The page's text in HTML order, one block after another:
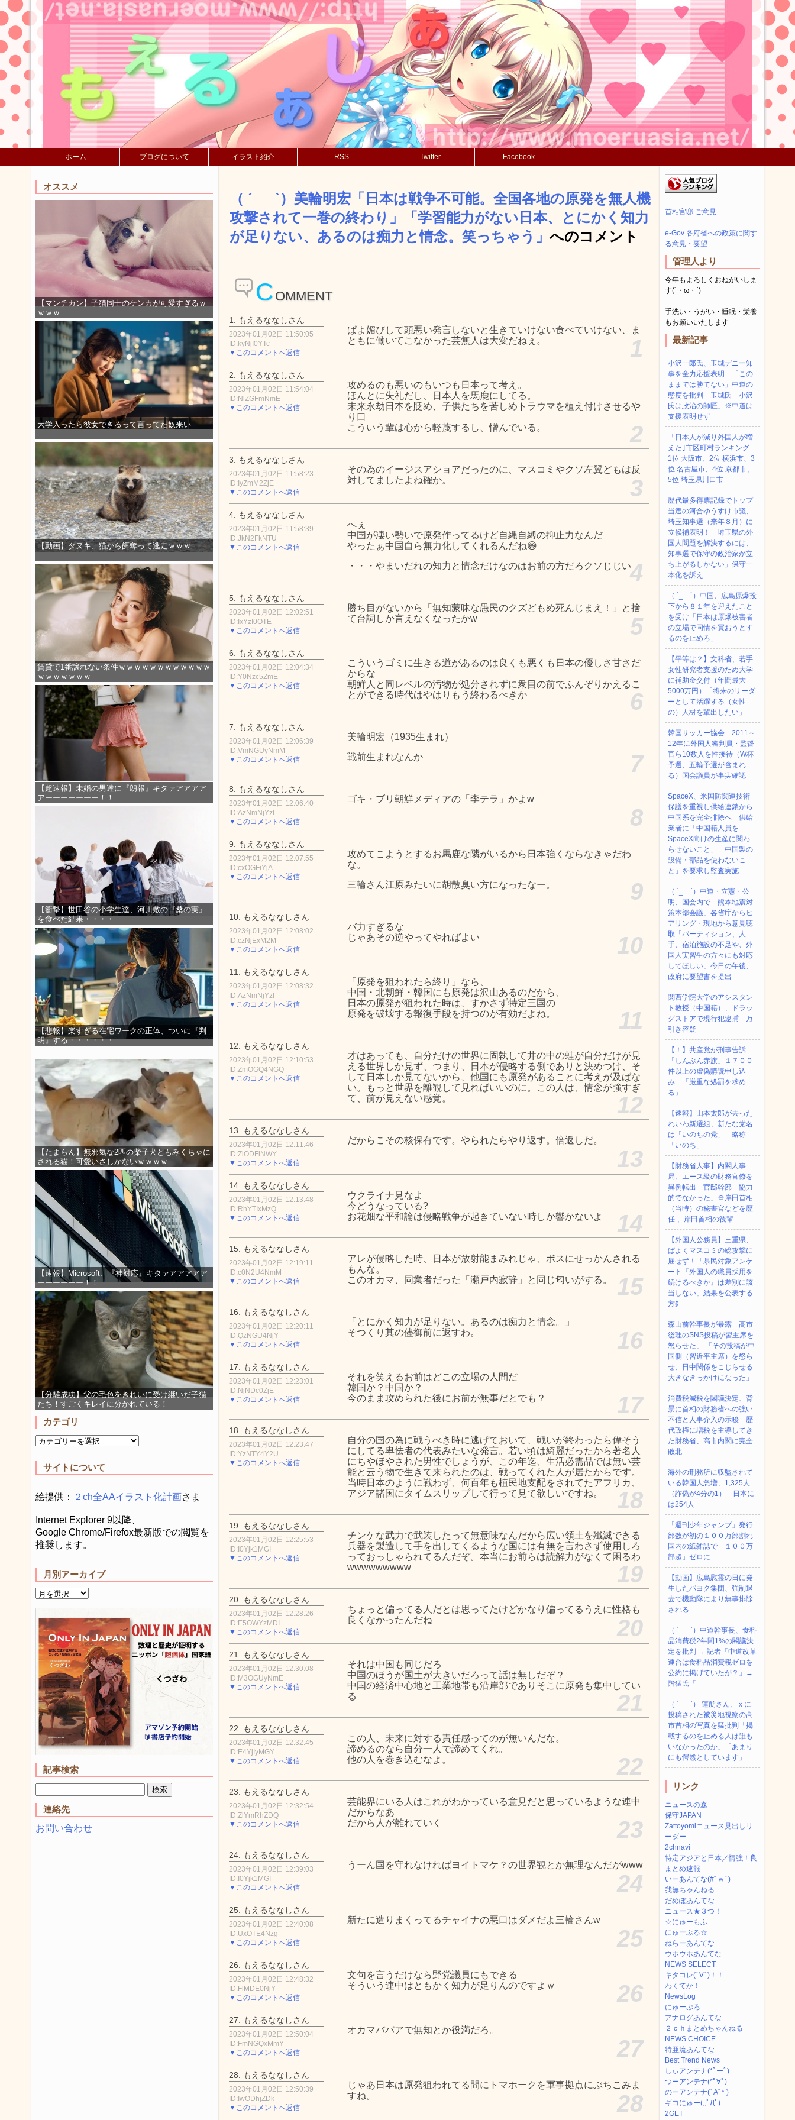
ホーム ブログについて イラスト紹介 RSS Twitter Facebook
オススメ
【マンチカン】子猫同士のケンカが可愛すぎるｗ
ｗｗｗ
大学入ったら彼女できるって言ってた奴来い
【動画】タヌキ、猫から餌奪って逃走ｗｗｗ
賃貸で1番譲れない条件ｗｗｗｗｗｗｗｗｗｗｗｗ
ｗｗｗｗｗｗｗ
【超速報】未婚の男達に『朗報』キタァアアアア
アーーーーーーー！！
【衝撃】世田谷の小学生達、河川敷の『桑の実』
を食べた結果・・・・
【悲報】楽すぎる在宅ワークの正体、ついに『判
明』する・・・・・・
【たまらん】無邪気な2匹の柴子犬ともみくちゃに
される猫！可愛いさしかないｗｗｗｗ
【速報】Microsoft、『神対応』キタァアアアアア
ーーーーーー！！
【分離成功】父の毛色をきれいに受け継いだ子猫
たち！すごくキレイに分かれている！
カテゴリ
サイトについて
絵提供： ２ch全AAイラスト化計画さま
Internet Explorer 9以降、
Google Chrome/Firefox最新版での閲覧を
推奨します。
月別アーカイブ
記事検索
連絡先
お問い合わせ
（ ´_ゝ`）美輪明宏「日本は戦争不可能。全国各地の原発を無人機
攻撃されて一巻の終わり」「学習能力がない日本、とにかく知力
が足りない、あるのは痴力と情念。笑っちゃう」 へのコメント
C OMMENT
1. もえるななしさん
2023年01月02日 11:50:05
ID:kyNjI0YTc
▼このコメントへ返信
ぱよ媚びして頭悪い発言しないと生きていけない食べていけない、ま
ともに働いてこなかった芸無人は大変だねぇ。
1
2. もえるななしさん
2023年01月02日 11:54:04
ID:NlZGFmNmE
▼このコメントへ返信
攻めるのも悪いのもいつも日本って考え。
ほんとに失礼だし、日本人を馬鹿にしてる。
未来永劫日本を貶め、子供たちを苦しめトラウマを植え付けさせるや
り口
こういう輩は心から軽蔑するし、憎んでいる。
2
3. もえるななしさん
2023年01月02日 11:58:23
ID:IyZmM2ZjE
▼このコメントへ返信
その為のイージスアショアだったのに、マスコミやクソ左翼どもは反
対してましたよね確か。
3
4. もえるななしさん
2023年01月02日 11:58:39
ID:JkN2FkNTU
▼このコメントへ返信
へぇ
中国が凄い勢いで原発作ってるけど自縄自縛の抑止力なんだ
やったぁ中国自ら無力化してくれるんだね😄
・・・やまいだれの知力と情念だけなのはお前の方だろクソじじい4
5. もえるななしさん
2023年01月02日 12:02:51
ID:IxYzI0OTE
▼このコメントへ返信
勝ち目がないから「無知蒙昧な愚民のクズどもめ死んじまえ！」と捨
て台詞しか言えなくなったかw
5
6. もえるななしさん
2023年01月02日 12:04:34
ID:Y0Nzc5ZmE
▼このコメントへ返信
こういうゴミに生きる道があるのは良くも悪くも日本の優しさ甘さだ
からな
朝鮮人と同レベルの汚物が処分されずに衆目の前でふんぞりかえるこ
とができる時代はやはりもう終わるべきか
6
7. もえるななしさん
2023年01月02日 12:06:39
ID:VmNGUyNmM
▼このコメントへ返信
美輪明宏（1935生まれ）
戦前生まれなんか
7
8. もえるななしさん
2023年01月02日 12:06:40
ID:AzNmNjYzI
▼このコメントへ返信
ゴキ・ブリ朝鮮メディアの「李テラ」かよw
8
9. もえるななしさん
2023年01月02日 12:07:55
ID:cxOGFiYjA
▼このコメントへ返信
攻めてこようとするお馬鹿な隣がいるから日本強くならなきゃだわ
な。
三輪さん江原みたいに胡散臭い方になったなー。
9
10. もえるななしさん
2023年01月02日 12:08:02
ID:czNjExM2M
▼このコメントへ返信
バ力すぎるな
じゃあその逆やってやればよい
10
11. もえるななしさん
2023年01月02日 12:08:32
ID:AzNmNjYzI
▼このコメントへ返信
「原発を狙われたら終り」なら、
中国・北朝鮮・韓国にも原発は沢山あるのだから、
日本の原発が狙われた時は、すかさず特定三国の
原発を破壊する報復手段を持つのが有効だよね。
11
12. もえるななしさん
2023年01月02日 12:10:53
ID:ZmOGQ4NGQ
▼このコメントへ返信
才はあっても、自分だけの世界に固執して井の中の蛙が自分だけが見
える世界しか見ず、つまり、日本が侵略する側でありと決めつけ、そ
して日本しか見てないから、他国にも原発があることに考えが及ばな
い。もっと世界を離観して見ればいいのに。この人は、情念が強すぎ
て、前が見えない感覚。
12
13. もえるななしさん
2023年01月02日 12:11:46
ID:ZiODFlNWY
▼このコメントへ返信
だからこその核保有です。やられたらやり返す。倍返しだ。
13
14. もえるななしさん
2023年01月02日 12:13:48
ID:RhYTIxMzQ
▼このコメントへ返信
ウクライナ見なよ
今どうなっている?
お花畑な平和論は侵略戦争が起きていない時しか響かないよ
14
15. もえるななしさん
2023年01月02日 12:19:11
ID:c0N2U4NmM
▼このコメントへ返信
アレが侵略した時、日本が放射能まみれじゃ、ボスにせっかんされる
もんな。
このオカマ、同業者だった「瀬戸内寂静」と同じ匂いがする。
15
16. もえるななしさん
2023年01月02日 12:20:11
ID:QzNGU4NjY
▼このコメントへ返信
「とにかく知力が足りない。あるのは痴力と情念。」
そつくり其の儘御前に返すわ。
16
17. もえるななしさん
2023年01月02日 12:23:01
ID:NjNDc0ZjE
▼このコメントへ返信
それを笑えるお前はどこの立場の人間だ
韓国か？中国か？
今のまま攻められた後にお前が無事だとでも？
17
18. もえるななしさん
2023年01月02日 12:23:47
ID:YzNTY4Y2U
▼このコメントへ返信
自分の国の為に戦うべき時に逃げておいて、戦いが終わったら偉そう
にしてる卑怯者の代表みたいな発言。若い頃は綺麗だったから著名人
にちやほやされた男性でしょうが、この年迄、生活必需品では無い芸
能と云う物で生きて来られたのは、戦ってくれた人が居たからです。
当時日本のように戦わず、何百年も植民地支配をされてたアフリカ、
アジア諸国にタイムスリップして行って見て欲しいですね。
18
19. もえるななしさん
2023年01月02日 12:25:53
ID:I0Yjk1MGI
▼このコメントへ返信
チンケな武力で武装したって無意味なんだから広い領土を殲滅できる
兵器を製造して手を出してくるような国には有無を言わさず使用しろ
っておっしゃられてるんだぞ。本当にお前らは読解力がなくて困るわ
wwwwwwwww
19
20. もえるななしさん
2023年01月02日 12:28:26
ID:E5OWYzMDI
▼このコメントへ返信
ちょっと偏ってる人だとは思ってたけどかなり偏ってるうえに性格も
良くなかったんだね
20
21. もえるななしさん
2023年01月02日 12:30:08
ID:M3OGUyNmE
▼このコメントへ返信
それは中国も同じだろ
中国のほうが国土が大きいだろって話は無しだぞ？
中国の経済中心地と工業地帯も沿岸部でありそこに原発も集中してい
る
21
22. もえるななしさん
2023年01月02日 12:32:45
ID:E4YjIyMGY
▼このコメントへ返信
この人、未来に対する責任感ってのが無いんだな。
諦めるのなら自分一人で諦めてくれ。
他の人を巻き込むなよ。
22
23. もえるななしさん
2023年01月02日 12:32:54
ID:ZlYmRhZDQ
▼このコメントへ返信
芸能界にいる人はこれがわかっている意見だと思っているような連中
だからなあ
だから人が離れていく
23
24. もえるななしさん
2023年01月02日 12:39:03
ID:I0Yjk1MGI
▼このコメントへ返信
うーん国を守れなければヨイトマケ？の世界観とか無理なんだがwww
24
25. もえるななしさん
2023年01月02日 12:40:08
ID:UxOTE4Nzg
▼このコメントへ返信
新たに造りまくってるチャイナの悪口はダメだよ三輪さんw
25
26. もえるななしさん
2023年01月02日 12:48:32
ID:FlMDE0NjY
▼このコメントへ返信
文句を言うだけなら野党議員にもできる
そういう連中はともかく知力が足りんのですよｗ
26
27. もえるななしさん
2023年01月02日 12:50:04
ID:FmNGQxMmY
▼このコメントへ返信
オカマババアで無知とか役満だろ。
27
28. もえるななしさん
2023年01月02日 12:50:39
ID:IwODhjZDk
▼このコメントへ返信
じゃあ日本は原発狙われてる間にトマホークを軍事拠点にぶちこみま
すね。
28
首相官邸 ご意見
e-Gov 各府省への政策に関す
る意見・要望
管理人より
今年もよろしくおねがいしま
す(´・ω・`)
手洗い・うがい・睡眠・栄養
もお願いいたします
最新記事
小沢一郎氏、玉城デニー知
事を全力応援表明 「この
ままでは勝てない」中道の
態度を批判 玉城氏「小沢
氏は政治の師匠」※中道は
支援表明せず
「日本人が減り外国人が増
えた｣市区町村ランキング
1位 大阪市、2位 横浜市、3
位 名古屋市、4位 京都市、
5位 埼玉県川口市
歴代最多得票記録でトップ
当選の河合ゆうすけ市議、
埼玉知事選（来年８月）に
立候補表明！「埼玉県の外
国人問題を解決するには、
知事選で保守の政治家が立
ち上がるしかない」保守一
本化を訴え
（ ´_ゝ`）中国、広島原爆投
下から８１年を迎えたこと
を受け「日本は原爆被害者
の立場で同情を買おうとす
るのを止めろ」
【平等は？】文科省、若手
女性研究者支援のため大学
に補助金交付（年間最大
5000万円）「将来のリーダ
ーとして活躍する（女性
の）人材を輩出したい」
韓国サッカー協会 2011～
12年に外国人審判員・監督
官ら10数人を性接待（W杯
予選、五輪予選が含まれ
る）国会議員が事実確認
SpaceX、米国防関連技術
保護を重視し供給連鎖から
中国系を完全排除へ 供給
業者に「中国籍人員を
SpaceX向けの生産に関わ
らせないこと」「中国製の
設備・部品を使わないこ
と」を要求し監査実施
（ ´_ゝ`）中道・立憲・公
明、国会内で「熊本地震対
策本部会議」各省庁からヒ
アリング・現地から意見聴
取「パーティション、人
手、宿泊施設の不足や、外
国人実習生の方々にも対応
してほしい」今日の午後、
政府に要望書を提出
関西学院大学のアシスタン
ト教授（中国籍）、ドラッ
グストアで現行犯逮捕 万
引き容疑
【！】共産党が刑事告訴
「しんぶん赤旗」１７００
件以上の虚偽購読申し込
み 「厳重な処罰を求め
る」
【速報】山本太郎が去った
れいわ新選組、新たな党名
は「いのちの党」 略称
「いのち」
【財務省人事】内閣人事
局、エース級の財務官僚を
異例転出 官邸幹部「協力
的でなかった」※岸田首相
（当時）の秘書官などを歴
任 、岸田首相の後輩
【外国人公務員】三重県、
ぱよくマスコミの総攻撃に
屈せず！「県民対象アンケ
ート『外国人の職員採用を
続けるべきか』は差別に該
当しない」結果を公表する
方針
森山前幹事長が暴露「高市
総理のSNS投稿が習主席を
怒らせた」 「その投稿が中
国側（習近平主席）を怒ら
せ、日中関係をこじらせる
大きなきっかけになった」
消費税減税を閣議決定、背
景に首相の財務省への強い
不信と人事介入の示唆 歴
代政権に増税を主導してき
た財務省、高市内閣に完全
敗北
海外の刑務所に収監されて
いる韓国人急増、1,325人
（詐偽が4分の1） 日本に
は254人
「週刊少年ジャンプ」発行
部数が初の１００万部割れ
国内の紙雑誌で「１００万
部超」ゼロに
【動画】広島慰霊の日に発
生したパヨク集団、強制退
去で機動隊により無事排除
される
（ ´_ゝ`）中道幹事長、食料
品消費税2年間1%の閣議決
定を批判 → 記者「中道改革
連合は食料品消費税ゼロを
公約に掲げていたが？」→
階猛氏「
（ ´_ゝ`） 蓮舫さん、ｘに
投稿された被災地視察の高
市首相の写真を猛批判「掲
載するのを止める人は誰も
いなかったのか」「あまり
にも愕然としています」
リンク
ニュースの森
保守JAPAN
Zattoyomiニュース見出しリ
ーダー
2chnavi
特定アジアと日本／情強！良
まとめ速報
いーあんてな(#ﾟｗﾟ)
我無ちゃんねる
だめぽあんてな
ニュース★３つ！
☆にゅーもふ
にゅーぷる☆
ねらーあんてな
ウホウホあんてな
NEWS SELECT
キタコレ(ﾟ∀ﾟ)！！
わくてか！
NewsLog
にゅーぷろ
アナログあんてな
２ｃｈまとめちゃんねる
NEWS CHOICE
特亜流あんてな
Best Trend News
しぃアンテナ(*ﾟーﾟ)
つーアンテナ(*ﾟ∀ﾟ)
のーアンテナ(ﾟAﾟ* )
ギコにゅー(,,ﾟДﾟ)
2GET